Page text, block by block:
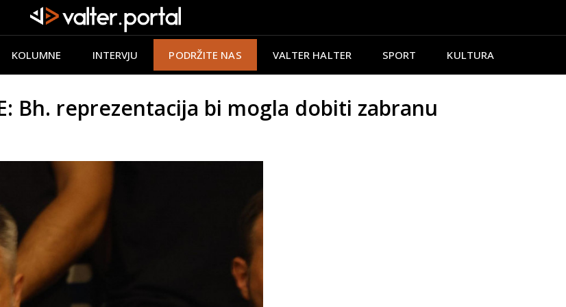
KOLUMNE INTERVJU PODRŽITE NAS VALTER HALTER SPORT KULTURA
Bh. reprezentacija bi mogla dobiti zabranu